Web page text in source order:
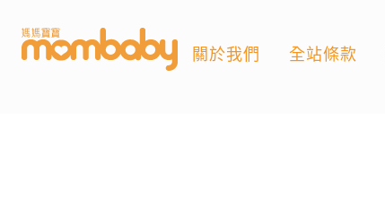
關於我們 全站條款